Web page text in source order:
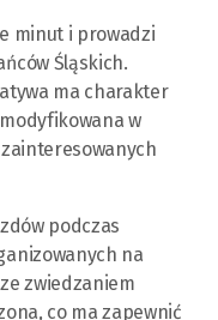
minut i prowadzi
Śląskich.
ma charakter
w
podczas
na
zwiedzaniem
co ma zapewnić